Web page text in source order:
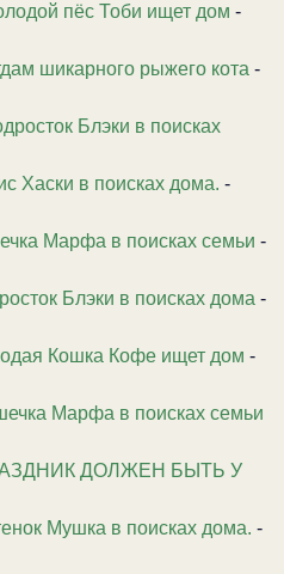
пёс Тоби ищет дом -
шикарного рыжего кота -
Блэки в поисках
Хаски в поисках дома. -
Марфа в поисках семьи -
Блэки в поисках дома -
Кошка Кофе ищет дом -
Марфа в поисках семьи
ДОЛЖЕН БЫТЬ У
Мушка в поисках дома. -